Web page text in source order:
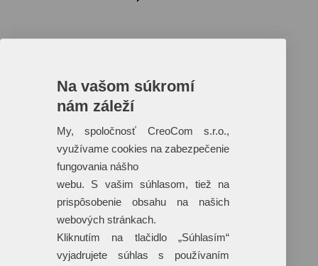
Reklamné predmety s plnofarebnou
potlačou
Dáždniky
Tašky
Hračky
Klobúky
Na vašom súkromí
nám záleží
My, spoločnosť CreoCom s.r.o.,
využívame cookies na zabezpečenie
fungovania nášho
webu. S vašim súhlasom, tiež na
prispôsobenie obsahu na našich
webových stránkach.
Kliknutím na tlačidlo „Súhlasím“
vyjadrujete súhlas s používaním